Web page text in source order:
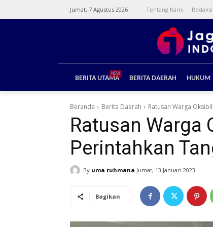
Jumat, 7 Agustus 2026 Tentang Kami Redaksi
BERITA UTAMA
NEW
BERITA DAERAH HUKUM
Beranda Berita Daerah Ratusan Warga
Ratusan Warga
Perintahkan
By uma ruhmana Jumat, 13 Januari 2023
Bagikan